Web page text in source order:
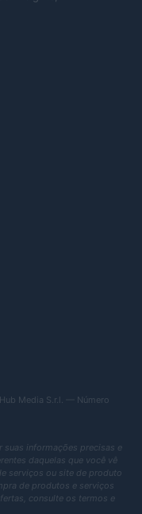
Media S.r.l. — Número
informações precisas e
daquelas que você vê
serviços ou site de produto
de produtos e serviços
consulte os termos e